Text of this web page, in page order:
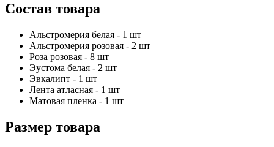
Состав товара
Альстромерия белая - 1 шт
Альстромерия розовая - 2 шт
Роза розовая - 8 шт
Эустома белая - 2 шт
Эвкалипт - 1 шт
Лента атласная - 1 шт
Матовая пленка - 1 шт
Размер товара